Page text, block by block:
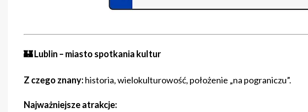
🏰 Lublin – miasto spotkania kultur
Z czego znany:historia, wielokulturowość, położenie „na pograniczu”.
Najważniejsze atrakcje: